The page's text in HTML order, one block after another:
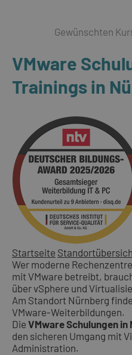
VMware
Trainings in
Startseite
Wer moderne
mit VMware betreibt,
über vSphere und
Am Standort Nürnberg
VMware-Weiterbildungen.
Die VMware Schulungen in
den sicheren Umgang mit
Administration.